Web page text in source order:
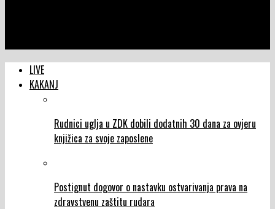
LIVE
KAKANJ
Rudnici uglja u ZDK dobili dodatnih 30 dana za ovjeru
knjižica za svoje zaposlene
Postignut dogovor o nastavku ostvarivanja prava na
zdravstvenu zaštitu rudara